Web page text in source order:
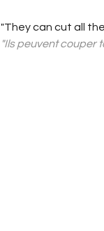
"They can cut all
"Ils peuvent couper